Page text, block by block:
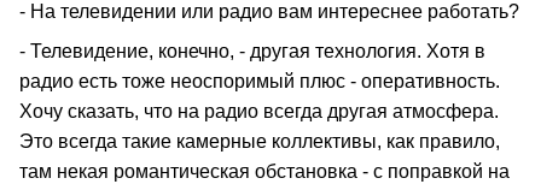
- На телевидении или радио вам интереснее работать?
- Телевидение, конечно, - другая технология. Хотя в
радио есть тоже неоспоримый плюс - оперативность.
Хочу сказать, что на радио всегда другая атмосфера.
Это всегда такие камерные коллективы, как правило,
там некая романтическая обстановка - с поправкой на